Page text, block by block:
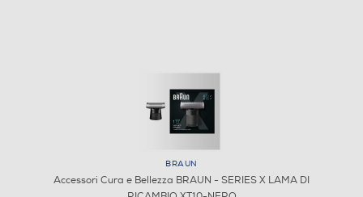
BRAUN
Accessori Cura e Bellezza BRAUN - SERIES X LAMA DI